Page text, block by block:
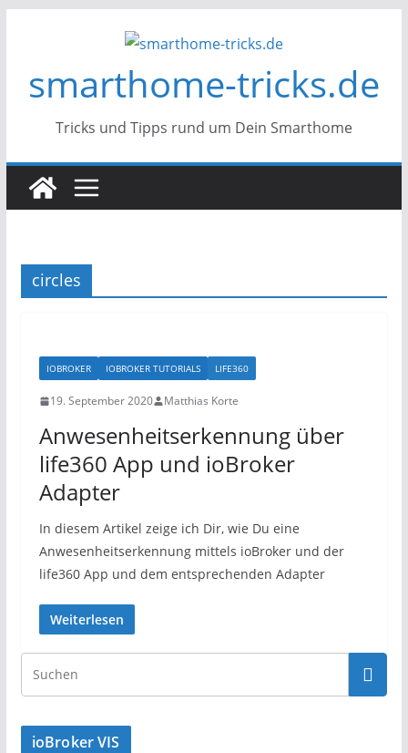
smarthome-tricks.de
Tricks und Tipps rund um Dein Smarthome
circles
IOBROKER IOBROKER TUTORIALS LIFE360
19. September 2020 Matthias Korte
Anwesenheitserkennung über
life360 App und ioBroker
Adapter
In diesem Artikel zeige ich Dir, wie Du eine
Anwesenheitserkennung mittels ioBroker und der
life360 App und dem entsprechenden Adapter
Weiterlesen
ioBroker VIS